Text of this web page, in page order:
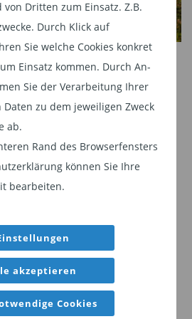
von Dritten zum Einsatz. Z.B.
Durch Klick auf
Sie welche Cookies konkret
Einsatz kommen. Durch An-
Sie der Verarbeitung Ihrer
zu dem jeweiligen Zweck
ab.
Rand des Browserfensters
können Sie Ihre
bearbeiten.
akzeptieren
Cookies
einzelner Strategien
Einordnung von
Jahre hinweg
wenige Strategien
Benchmarks
ist jedoch nicht
zu lesen, sondern als
vergangenen Jahre waren
Annahmen infrage
konservative Strategien
2022 keinen
während chancenorientierte
Marktphasen
ein Wind- oder
Bedeutung
Modelle für
im
Energien stellt
Herausforderung:
Wert eines
möglichst realistisch
Großteil der Erträge erst in
wird? Ein Betrag von